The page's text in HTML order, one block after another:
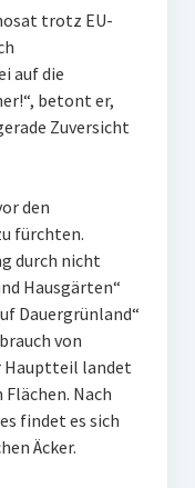
trotz EU-
auf die
betont er,
Zuversicht
den
fürchten.
durch nicht
Hausgärten“
Dauergrünland“
von
Hauptteil landet
Nach
findet es sich
Äcker.